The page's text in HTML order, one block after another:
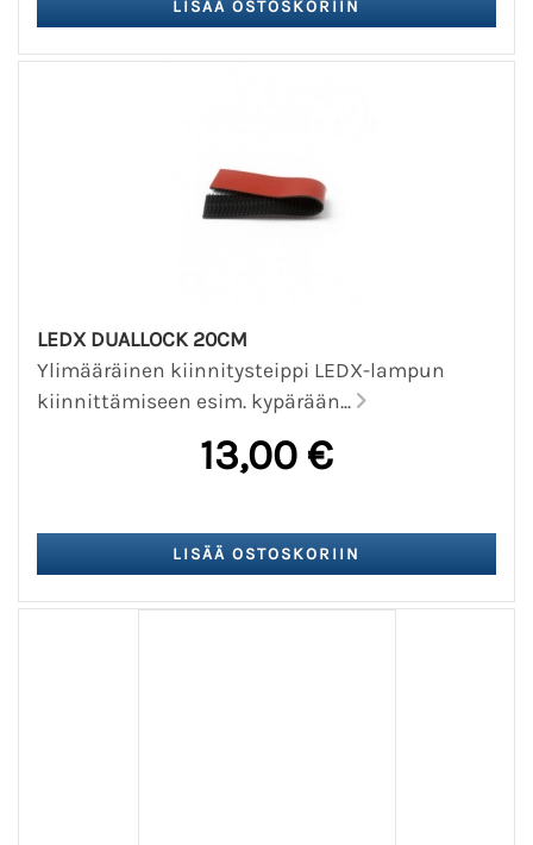
LEDX DUALLOCK 20CM
Ylimääräinen kiinnitysteippi LEDX-lampun
kiinnittämiseen esim. kypärään...
13,00 €